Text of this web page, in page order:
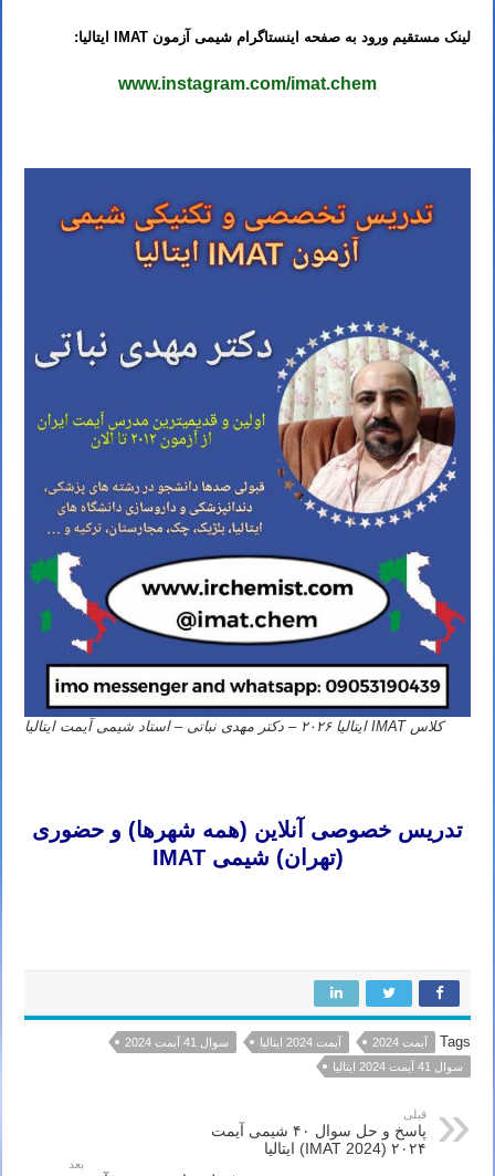
لینک مستقیم ورود به صفحه اینستاگرام شیمی آزمون IMAT ایتالیا:
www.instagram.com/imat.chem
کلاس IMAT ایتالیا ۲۰۲۶ – دکتر مهدی نباتی – استاد شیمی آیمت ایتالیا
تدریس خصوصی آنلاین (همه شهرها) و حضوری
(تهران) شیمی IMAT
Tags آیمت 2024 آیمت 2024 ایتالیا
سوال 41 آیمت 2024
سوال 41 آیمت 2024 ایتالیا
قبلی
پاسخ و حل سوال ۴۰ شیمی آیمت
۲۰۲۴ (IMAT 2024) ایتالیا
بعد